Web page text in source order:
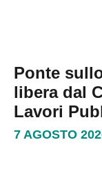
Ponte
libera dal
Lavori
7 AGOSTO